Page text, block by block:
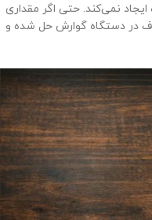
نمی‌کند. حتی اگر مقداری
در دستگاه گوارش حل شده و